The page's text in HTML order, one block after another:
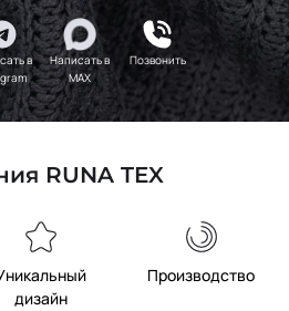
в
Написать в
MAX
Позвонить
RUNA TEX
дизайн
Производство